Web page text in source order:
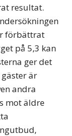
resultat.
förbättrat
på 5,3 kan
ger det
är
andra
mot äldre